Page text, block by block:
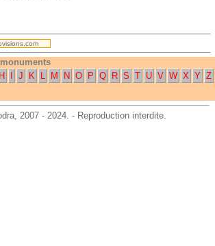
H J K L M N O P Q R S T U V W X Y Z
, 2007 - 2024. - Reproduction interdite.